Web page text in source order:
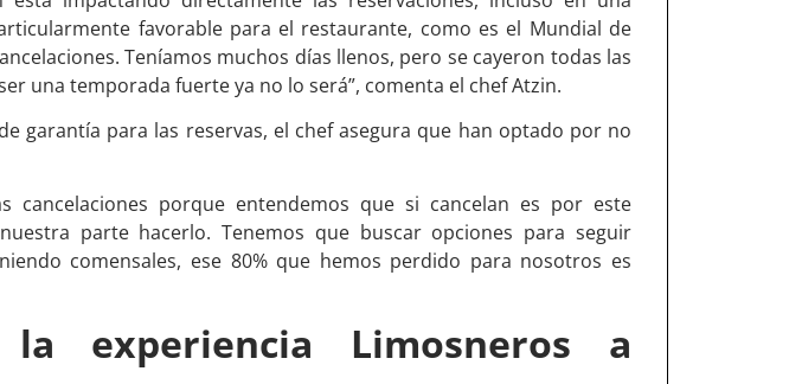
favorable para el restaurante, como es el Mundial de
Teníamos muchos días llenos, pero se cayeron todas las
una temporada fuerte ya no lo será”, comenta el chef Atzin.
garantía para las reservas, el chef asegura que han optado por no
cancelaciones porque entendemos que si cancelan es por este
parte hacerlo. Tenemos que buscar opciones para seguir
comensales, ese 80% que hemos perdido para nosotros es
experiencia Limosneros a